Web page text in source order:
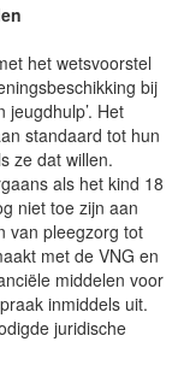
het wetsvoorstel
bij
Het
standaard tot hun
ze dat willen.
als het kind 18
niet toe zijn aan
van pleegzorg tot
met de VNG en
middelen voor
inmiddels uit.
juridische